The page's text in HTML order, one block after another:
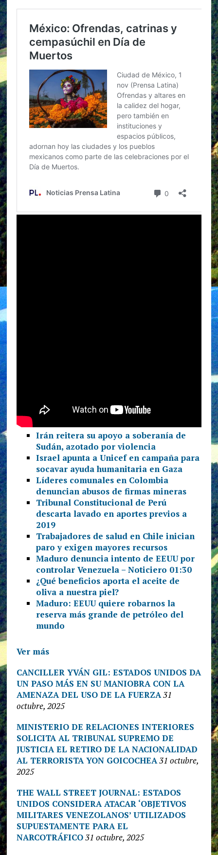
Irán reitera su apoyo a soberanía de
Sudán, azotado por violencia
Israel apunta a Unicef en campaña para
socavar ayuda humanitaria en Gaza
Líderes comunales en Colombia
denuncian abusos de firmas mineras
Tribunal Constitucional de Perú
descarta lavado en aportes previos a
2019
Trabajadores de salud en Chile inician
paro y exigen mayores recursos
Maduro denuncia intento de EEUU por
controlar Venezuela – Noticiero 01:30
¿Qué beneficios aporta el aceite de
oliva a nuestra piel?
Maduro: EEUU quiere robarnos la
reserva más grande de petróleo del
mundo
Ver más
CANCILLER YVÁN GIL: ESTADOS UNIDOS DA
UN PASO MÁS EN SU MANIOBRA CON LA
AMENAZA DEL USO DE LA FUERZA31
octubre, 2025
MINISTERIO DE RELACIONES INTERIORES
SOLICITA AL TRIBUNAL SUPREMO DE
JUSTICIA EL RETIRO DE LA NACIONALIDAD
AL TERRORISTA YON GOICOCHEA31 octubre,
2025
THE WALL STREET JOURNAL: ESTADOS
UNIDOS CONSIDERA ATACAR ‘OBJETIVOS
MILITARES VENEZOLANOS’ UTILIZADOS
SUPUESTAMENTE PARA EL
NARCOTRÁFICO31 octubre, 2025